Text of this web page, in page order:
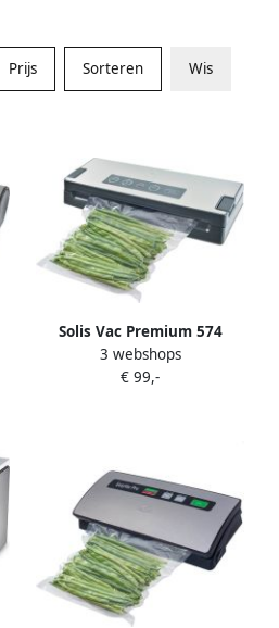
Prijs Sorteren Wis
Solis Vac Premium 574
Vacumeermachine
Vacuümmachine met
3 webshops
€ 99,-